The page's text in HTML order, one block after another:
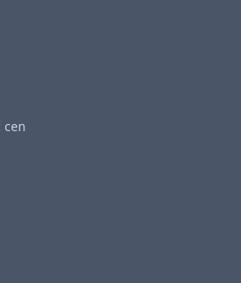
cen